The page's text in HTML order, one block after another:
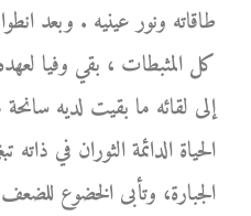
طاقاته ونور عينيه . وبعد
كل المثبطات ، بقي وفيا
إلى لقائه ما بقيت لديه
الحياة الدائمة الثوران في
الجبارة، وتأبى الخضوع